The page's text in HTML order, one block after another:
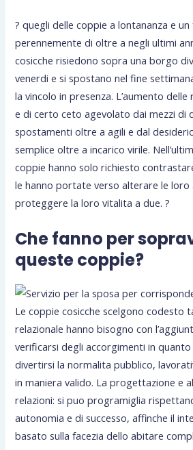
? quegli delle coppie a lontananza e
perennemente di oltre a negli ultimi
cosicche risiedono sopra una borgo
venerdi e si spostano nel fine
la vincolo in presenza. L’aumento
e di certo ceto agevolato dai mezzi di
spostamenti oltre a agili e dal
semplice oltre a incarico virile.
coppie hanno solo richiesto
le hanno portate verso alterare le loro
proteggere la loro vitalita a due. ?
Che fanno per
queste coppie?
Le coppie cosicche scelgono codesto
relazionale hanno bisogno con
verificarsi degli accorgimenti in
divertirsi la normalita pubblico,
in maniera valido. La progettazione e
relazioni: si puo programiglia
autonomia e di successo, affinche il
basato sulla facezia dello abitare